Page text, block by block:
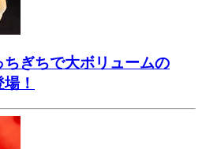
ちぎちで大ボリュームの
！